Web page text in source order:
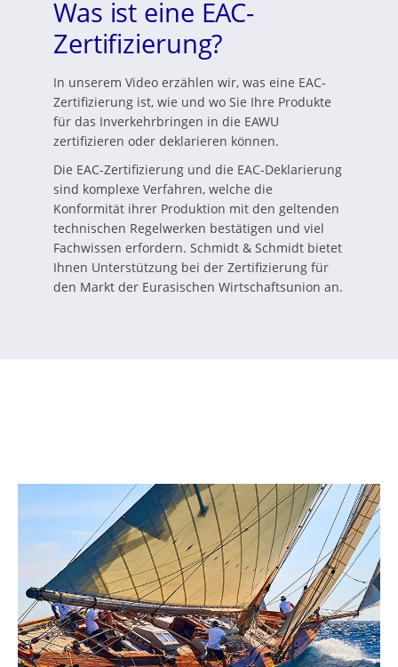
Was ist eine EAC-
Zertifizierung?
In unserem Video erzählen wir, was eine EAC-
Zertifizierung ist, wie und wo Sie Ihre Produkte
für das Inverkehrbringen in die EAWU
zertifizieren oder deklarieren können.
Die EAC-Zertifizierung und die EAC-Deklarierung
sind komplexe Verfahren, welche die
Konformität ihrer Produktion mit den geltenden
technischen Regelwerken bestätigen und viel
Fachwissen erfordern. Schmidt & Schmidt bietet
Ihnen Unterstützung bei der Zertifizierung für
den Markt der Eurasischen Wirtschaftsunion an.